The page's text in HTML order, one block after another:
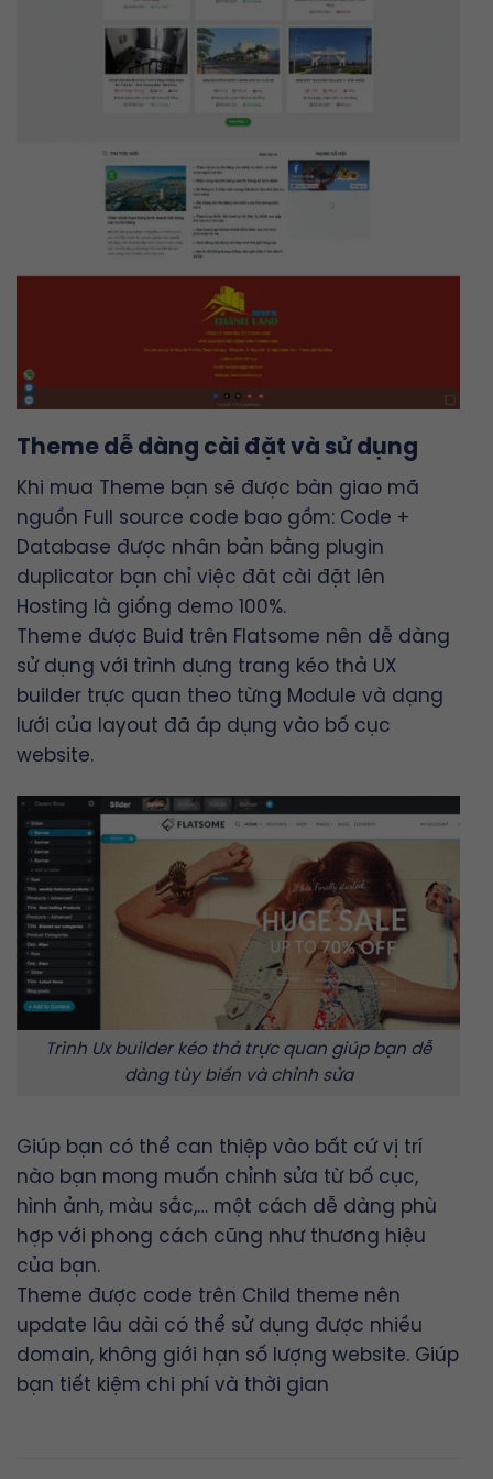
Theme dễ dàng cài đặt và sử dụng
Khi mua Theme bạn sẽ được bàn giao mã
nguồn Full source code bao gồm: Code +
Database được nhân bản bằng plugin
duplicator bạn chỉ việc đăt cài đặt lên
Hosting là giống demo 100%.
Theme được Buid trên Flatsome nên dễ dàng
sử dụng với trình dựng trang kéo thả UX
builder trực quan theo từng Module và dạng
lưới của layout đã áp dụng vào bố cục
website.
Trình Ux builder kéo thả trực quan giúp bạn dễ
dàng tùy biến và chỉnh sửa
Giúp bạn có thể can thiệp vào bất cứ vị trí
nào bạn mong muốn chỉnh sửa từ bố cục,
hình ảnh, màu sắc,… một cách dễ dàng phù
hợp với phong cách cũng như thương hiệu
của bạn.
Theme được code trên Child theme nên
update lâu dài có thể sử dụng được nhiều
domain, không giới hạn số lượng website. Giúp
bạn tiết kiệm chi phí và thời gian